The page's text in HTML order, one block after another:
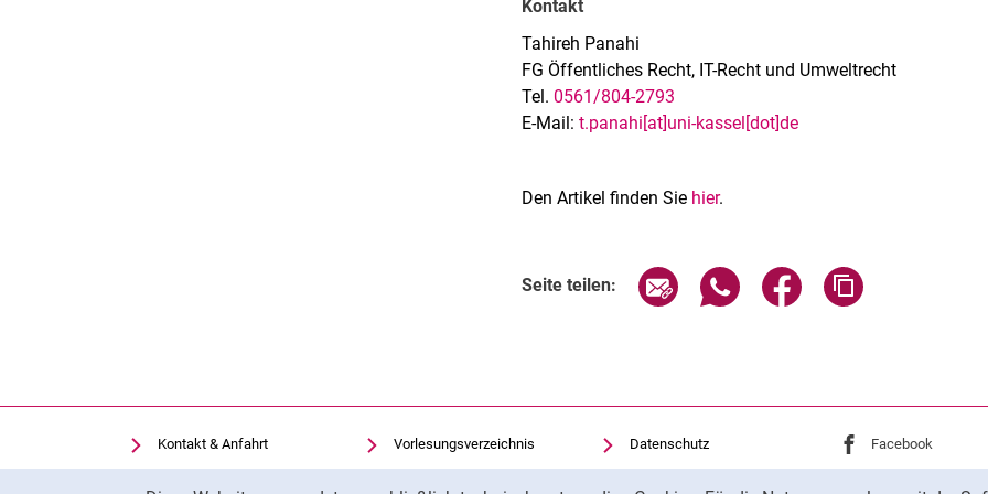
Kontakt
Tahireh Panahi
FG Öffentliches Recht, IT-Recht und Umweltrecht
Tel.0561/804-2793
E-Mail:t.panahi[at]uni-kassel[dot]de
Den Artikel finden Sie hier.
Seite teilen: Seite über E-Mail teilen
Seite über WhatsApp teilen
Seite über Facebook
Kontakt & Anfahrt
Einrichtungen suchen
Vorlesungsverzeichnis
Uni-Bibliothek
Datenschutz
Barrierefreiheit
Externer Link:
Facebook
Externer Link:
Instagram(öffnet